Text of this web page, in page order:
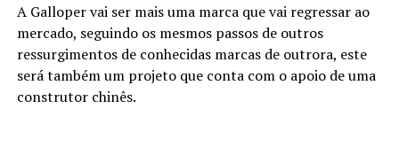
A Galloper vai ser mais uma marca que vai regressar ao
mercado, seguindo os mesmos passos de outros
ressurgimentos de conhecidas marcas de outrora, este
será também um projeto que conta com o apoio de uma
construtor chinês.